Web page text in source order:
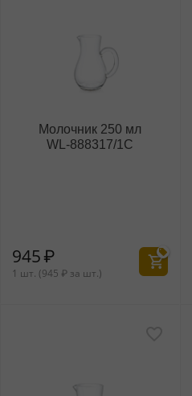
Молочник 250 мл
WL‑888317/1C
945₽
1 шт. (945 ₽ за шт.)